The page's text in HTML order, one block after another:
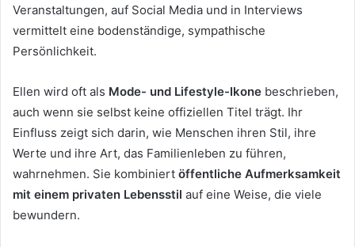
Veranstaltungen, auf Social Media und in Interviews
vermittelt eine bodenständige, sympathische
Persönlichkeit.
Ellen wird oft als Mode- und Lifestyle-Ikone beschrieben,
auch wenn sie selbst keine offiziellen Titel trägt. Ihr
Einfluss zeigt sich darin, wie Menschen ihren Stil, ihre
Werte und ihre Art, das Familienleben zu führen,
wahrnehmen. Sie kombiniert öffentliche Aufmerksamkeit
mit einem privaten Lebensstil auf eine Weise, die viele
bewundern.